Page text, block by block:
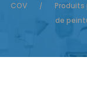
COV
/
de